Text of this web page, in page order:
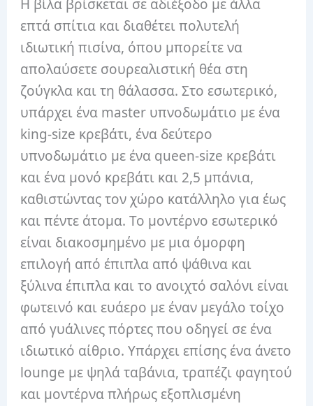
Η βίλα βρίσκεται σε αδιέξοδο με άλλα
επτά σπίτια και διαθέτει πολυτελή
ιδιωτική πισίνα, όπου μπορείτε να
απολαύσετε σουρεαλιστική θέα στη
ζούγκλα και τη θάλασσα. Στο εσωτερικό,
υπάρχει ένα master υπνοδωμάτιο με ένα
king-size κρεβάτι, ένα δεύτερο
υπνοδωμάτιο με ένα queen-size κρεβάτι
και ένα μονό κρεβάτι και 2,5 μπάνια,
καθιστώντας τον χώρο κατάλληλο για έως
και πέντε άτομα. Το μοντέρνο εσωτερικό
είναι διακοσμημένο με μια όμορφη
επιλογή από έπιπλα από ψάθινα και
ξύλινα έπιπλα και το ανοιχτό σαλόνι είναι
φωτεινό και ευάερο με έναν μεγάλο τοίχο
από γυάλινες πόρτες που οδηγεί σε ένα
ιδιωτικό αίθριο. Υπάρχει επίσης ένα άνετο
lounge με ψηλά ταβάνια, τραπέζι φαγητού
και μοντέρνα πλήρως εξοπλισμένη